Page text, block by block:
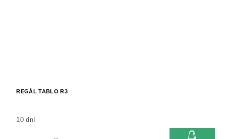
REGÁL TABLO R3
10 dní